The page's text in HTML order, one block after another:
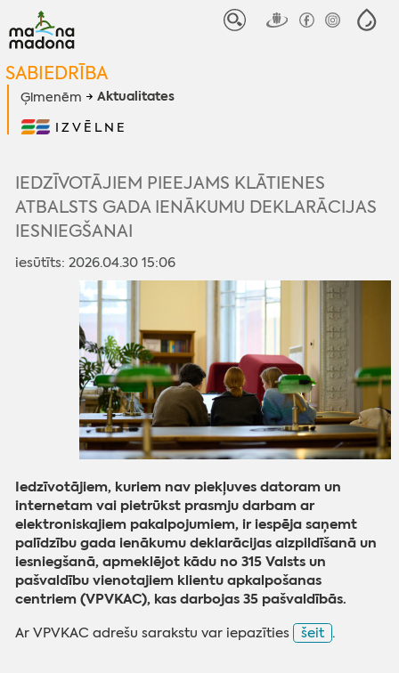
SABIEDRĪBA
Ģimenēm Aktualitates
IZVĒLNE
IEDZĪVOTĀJIEM PIEEJAMS KLĀTIENES
ATBALSTS GADA IENĀKUMU DEKLARĀCIJAS
IESNIEGŠANAI
iesūtīts: 2026.04.30 15:06
Iedzīvotājiem, kuriem nav piekļuves datoram un
internetam vai pietrūkst prasmju darbam ar
elektroniskajiem pakalpojumiem, ir iespēja saņemt
palīdzību gada ienākumu deklarācijas aizpildīšanā un
iesniegšanā, apmeklējot kādu no 315 Valsts un
pašvaldību vienotajiem klientu apkalpošanas
centriem (VPVKAC), kas darbojas 35 pašvaldībās.
Ar VPVKAC adrešu sarakstu var iepazīties šeit .